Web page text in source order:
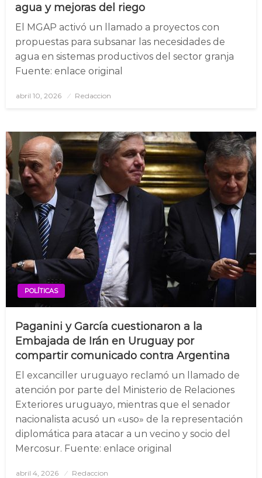
agua y mejoras del riego
El MGAP activó un llamado a proyectos con
propuestas para subsanar las necesidades de
agua en sistemas productivos del sector granja
Fuente: enlace original
Posted
abril 10, 2026 Redaccion
POLÍTICAS
Paganini y García cuestionaron a la
Embajada de Irán en Uruguay por
compartir comunicado contra Argentina
El excanciller uruguayo reclamó un llamado de
atención por parte del Ministerio de Relaciones
Exteriores uruguayo, mientras que el senador
nacionalista acusó un «uso» de la representación
diplomática para atacar a un vecino y socio del
Mercosur. Fuente: enlace original
Posted
abril 4, 2026 Redaccion